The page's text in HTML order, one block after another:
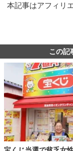
本記事はアフィリ
この記